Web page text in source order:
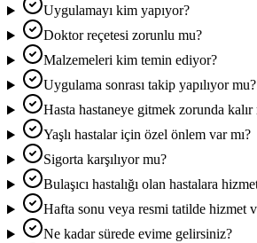
Uygulamayı kim yapıyor?
Doktor reçetesi zorunlu mu?
Malzemeleri kim temin ediyor?
Uygulama sonrası takip yapılıyor mu?
Hasta hastaneye gitmek zorunda kalır
Yaşlı hastalar için özel önlem var mı?
Sigorta karşılıyor mu?
Bulaşıcı hastalığı olan hastalara
Hafta sonu veya resmi tatilde hizmet
Ne kadar sürede evime gelirsiniz?